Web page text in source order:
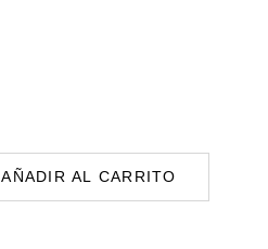
AÑADIR AL CARRITO